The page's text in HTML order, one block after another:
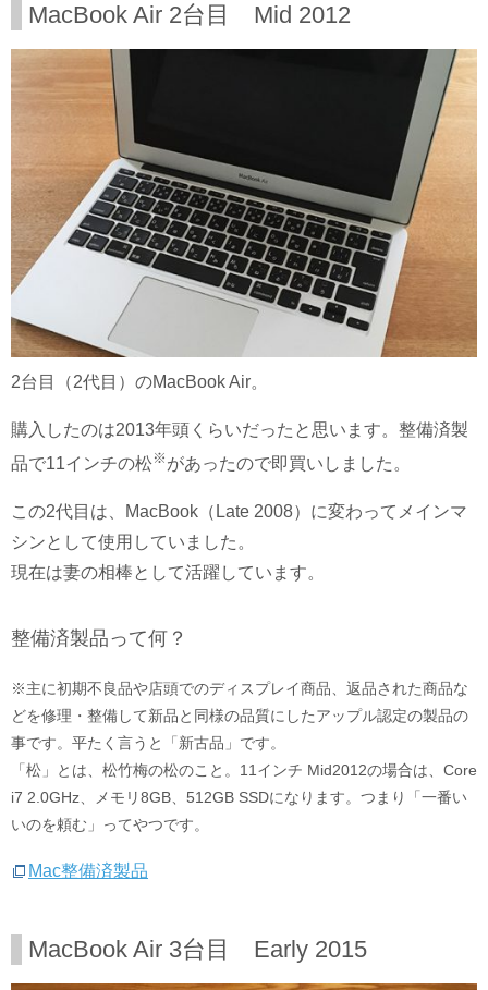
MacBook Air 2台目 Mid 2012
2台目（2代目）のMacBook Air。
購入したのは2013年頭くらいだったと思います。整備済製
品で11インチの松※ があったので即買いしました。
この2代目は、MacBook（Late 2008）に変わってメインマ
シンとして使用していました。
現在は妻の相棒として活躍しています。
整備済製品って何？
※主に初期不良品や店頭でのディスプレイ商品、返品された商品な
どを修理・整備して新品と同様の品質にしたアップル認定の製品の
事です。平たく言うと「新古品」です。
「松」とは、松竹梅の松のこと。11インチ Mid2012の場合は、Core
i7 2.0GHz、メモリ8GB、512GB SSDになります。つまり「一番い
いのを頼む」ってやつです。
Mac整備済製品
MacBook Air 3台目 Early 2015